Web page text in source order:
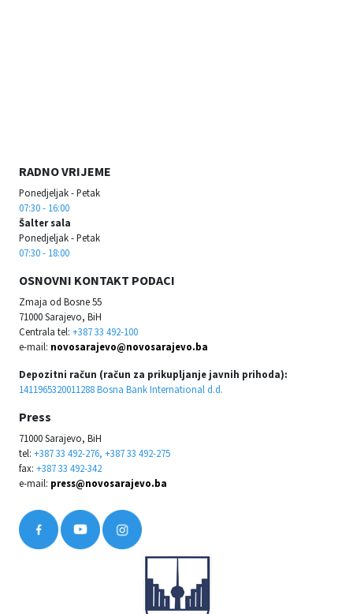
RADNO VRIJEME
Ponedjeljak - Petak
07:30 - 16:00
Šalter sala
Ponedjeljak - Petak
07:30 - 18:00
OSNOVNI KONTAKT PODACI
Zmaja od Bosne 55
71000 Sarajevo, BiH
Centrala tel: +387 33 492-100
e-mail: novosarajevo@novosarajevo.ba
Depozitni račun (račun za prikupljanje javnih prihoda):
1411965320011288 Bosna Bank International d.d.
Press
71000 Sarajevo, BiH
tel: +387 33 492-276, +387 33 492-275
fax: +387 33 492-342
e-mail: press@novosarajevo.ba